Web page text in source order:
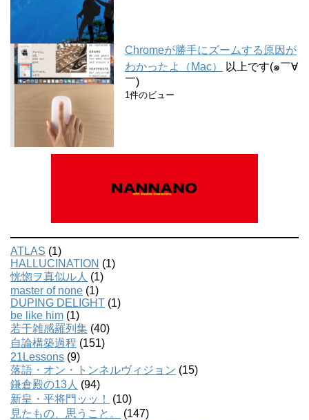
Chromeが勝手にズームする原因が
わかったよ（Mac）
以上です(๑￣∀
￣)
1件のビュー
ATLAS (1)
HALLUCINATION (1)
恍惚ヲ真似ル人 (1)
master of none (1)
DUPING DELIGHT (1)
be like him (1)
若干雑感羅列集 (40)
自論構築過程 (151)
21Lessons (9)
落語・オン・トンネルヴィジョン (15)
鎌倉殿の13人 (94)
新皇・平将門ッッ！
(10)
見たもの、思うこと。
(147)